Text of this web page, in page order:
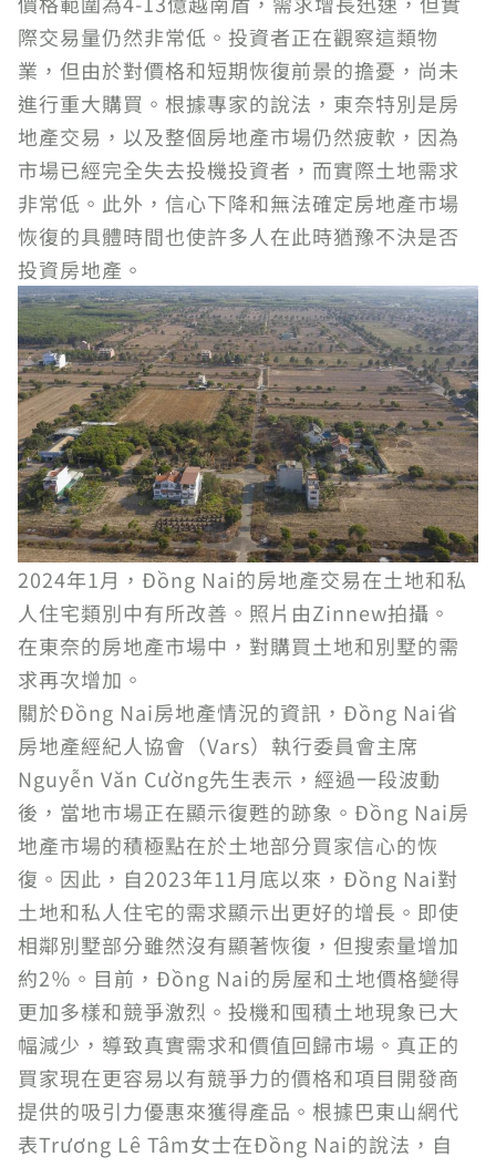
際交易量仍然非常低。投資者正在觀察這類物
業，但由於對價格和短期恢復前景的擔憂，尚未
進行重大購買。根據專家的說法，東奈特別是房
地產交易，以及整個房地產市場仍然疲軟，因為
市場已經完全失去投機投資者，而實際土地需求
非常低。此外，信心下降和無法確定房地產市場
恢復的具體時間也使許多人在此時猶豫不決是否
投資房地產。
2024年1月，Đồng Nai的房地產交易在土地和私
人住宅類別中有所改善。照片由Zinnew拍攝。
在東奈的房地產市場中，對購買土地和別墅的需
求再次增加。
關於Đồng Nai房地產情況的資訊，Đồng Nai省
房地產經紀人協會（Vars）執行委員會主席
Nguyễn Văn Cường先生表示，經過一段波動
後，當地市場正在顯示復甦的跡象。Đồng Nai房
地產市場的積極點在於土地部分買家信心的恢
復。因此，自2023年11月底以來，Đồng Nai對
土地和私人住宅的需求顯示出更好的增長。即使
相鄰別墅部分雖然沒有顯著恢復，但搜索量增加
約2％。目前，Đồng Nai的房屋和土地價格變得
更加多樣和競爭激烈。投機和囤積土地現象已大
幅減少，導致真實需求和價值回歸市場。真正的
買家現在更容易以有競爭力的價格和項目開發商
提供的吸引力優惠來獲得產品。根據巴東山網代
表Trương Lê Tâm女士在Đồng Nai的說法，自